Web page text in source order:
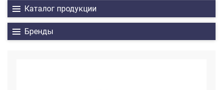
Каталог продукции
Бренды